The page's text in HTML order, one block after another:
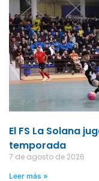
El FS La Solana
temporada
7 de agosto de 2026
Leer más »